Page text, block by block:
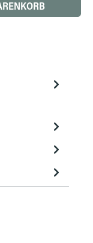
Wert